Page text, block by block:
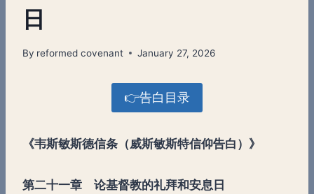
日
By reformed covenant January 27, 2026
👉告白目录
《韦斯敏斯德信条（威斯敏斯特信仰告白）》
第二十一章 论基督教的礼拜和安息日